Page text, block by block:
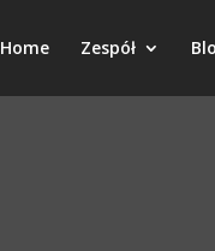
Home Zespół